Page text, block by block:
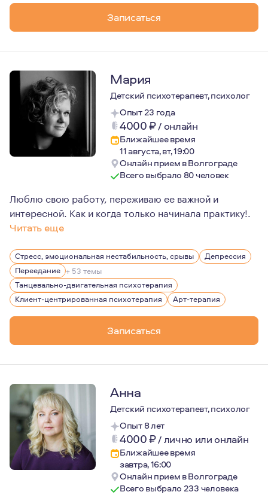
Записаться
Мария
Детский психотерапевт, психолог
Опыт 23 года
4000₽/ онлайн
Ближайшее время
11 августа, вт, 19:00
Онлайн прием в Волгограде
Всего выбрало 80 человек
Люблю свою работу, переживаю ее важной и
интересной. Как и когда только начинала практику!.
Читать еще
Для меня большой ценностью являются свобода
Стресс, эмоциональная нестабильность, срывы
Депрессия
Переедание + 53 темы
Танцевально-двигательная психотерапия
Клиент-центрированная психотерапия
Арт-терапия
Записаться
Анна
Детский психотерапевт, психолог
Опыт 8 лет
4000₽/лично или онлайн
Ближайшее время
завтра, 16:00
Онлайн прием в Волгограде
Всего выбрало 233 человека